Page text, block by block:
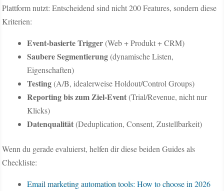
Plattform nutzt: Entscheidend sind nicht 200 Features, sondern diese
Kriterien:
Event-basierte Trigger(Web + Produkt + CRM)
Saubere Segmentierung(dynamische Listen,
Eigenschaften)
Testing(A/B, idealerweise Holdout/Control Groups)
Reporting bis zum Ziel-Event(Trial/Revenue, nicht nur
Klicks)
Datenqualität(Deduplication, Consent, Zustellbarkeit)
Wenn du gerade evaluierst, helfen dir diese beiden Guides als
Checkliste:
Email marketing automation tools: How to choose in 2026